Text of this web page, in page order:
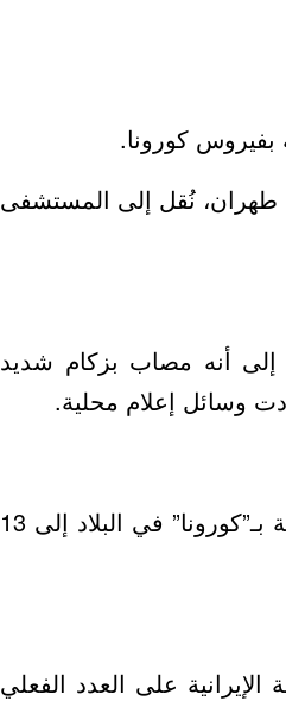
بفيروس كورونا.
رئيس بلدية المنطقة 13 بالعاصمة طهران، نُقل إلى المستشفى
إلى أنه مصاب بزكام شديد
وسائل إعلام محلية.
وكانت السلطات الإيرانية أعلنت، أمس، عن ارتفاع حالات الإصابة بـ”كورونا” في البلاد إلى 13
على العدد الفعلي